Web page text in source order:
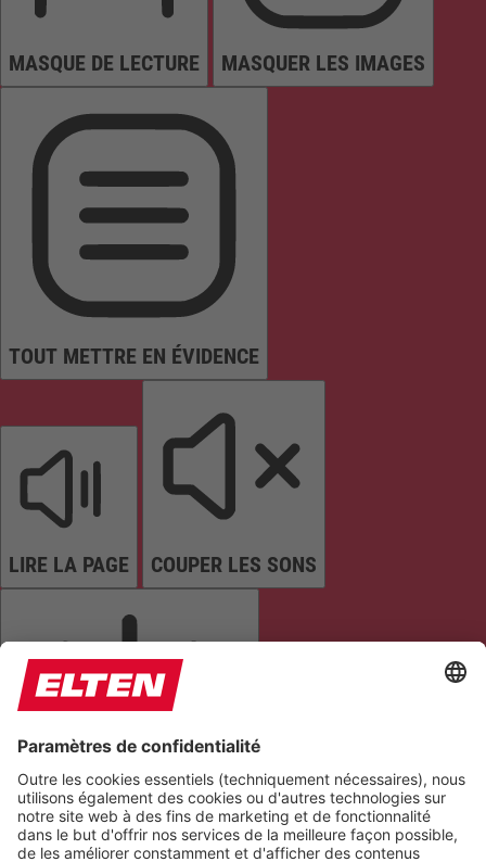
MASQUE DE LECTURE MASQUER LES IMAGES
TOUT METTRE EN ÉVIDENCE
LIRE LA PAGE COUPER LES SONS
ARRÊTER LES ANIMATIONS